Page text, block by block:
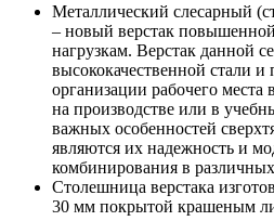
Металлический слесарный
– новый верстак
нагрузкам. Верстак данной
высококачественной стали и
организации рабочего места
на производстве или в
важных особенностей
являются их надежность и
комбинирования в
Столешница верстака
30 мм покрытой крашеным